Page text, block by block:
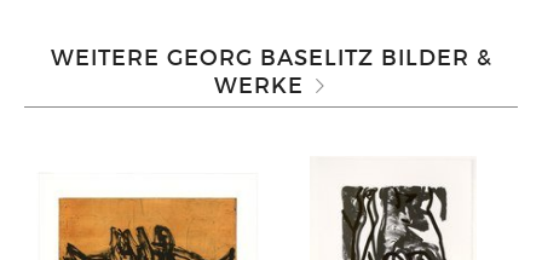
WEITERE GEORG BASELITZ BILDER &
WERKE